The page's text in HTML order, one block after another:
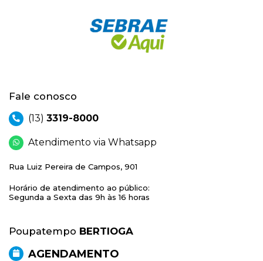
Fale conosco
(13) 3319-8000
Atendimento via Whatsapp
Rua Luiz Pereira de Campos, 901
Horário de atendimento ao público:
Segunda a Sexta das 9h às 16 horas
Poupatempo BERTIOGA
AGENDAMENTO